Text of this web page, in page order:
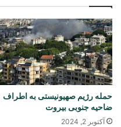
حمله رژیم صهیونیستی به اطراف
ضاحیه جنوبی بیروت
آکتوبر 2, 2024